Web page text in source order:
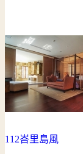
112峇里島風